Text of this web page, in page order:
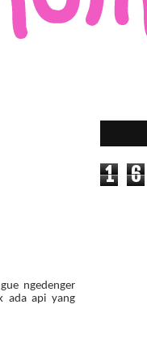
ngedenger
ada api yang
1 6